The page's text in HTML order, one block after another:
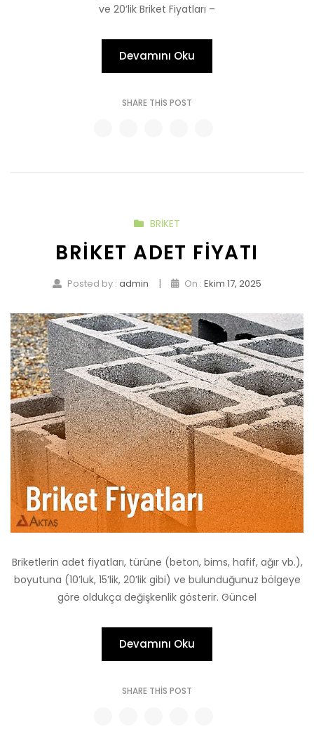
ve 20’lik Briket Fiyatları –
Devamını Oku
SHARE THIS POST
BRIKET
BRIKET ADET FIYATI
Posted by : admin | On : Ekim 17, 2025
Briketlerin adet fiyatları, türüne (beton, bims, hafif, ağır vb.),
boyutuna (10’luk, 15’lik, 20’lik gibi) ve bulunduğunuz bölgeye
göre oldukça değişkenlik gösterir. Güncel
Devamını Oku
SHARE THIS POST